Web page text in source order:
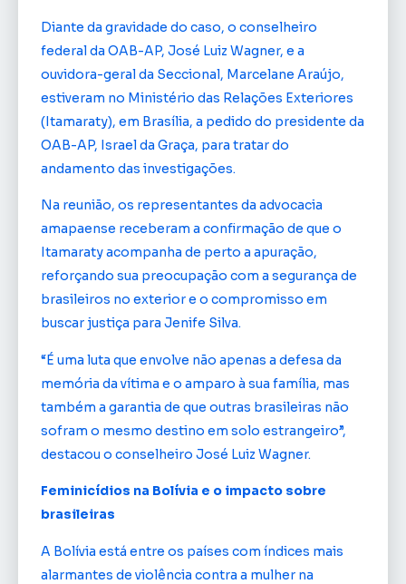
Diante da gravidade do caso, o conselheiro
federal da OAB-AP, José Luiz Wagner, e a
ouvidora-geral da Seccional, Marcelane Araújo,
estiveram no Ministério das Relações Exteriores
(Itamaraty), em Brasília, a pedido do presidente da
OAB-AP, Israel da Graça, para tratar do
andamento das investigações.
Na reunião, os representantes da advocacia
amapaense receberam a confirmação de que o
Itamaraty acompanha de perto a apuração,
reforçando sua preocupação com a segurança de
brasileiros no exterior e o compromisso em
buscar justiça para Jenife Silva.
“É uma luta que envolve não apenas a defesa da
memória da vítima e o amparo à sua família, mas
também a garantia de que outras brasileiras não
sofram o mesmo destino em solo estrangeiro”,
destacou o conselheiro José Luiz Wagner.
Feminicídios na Bolívia e o impacto sobre
brasileiras
A Bolívia está entre os países com índices mais
alarmantes de violência contra a mulher na